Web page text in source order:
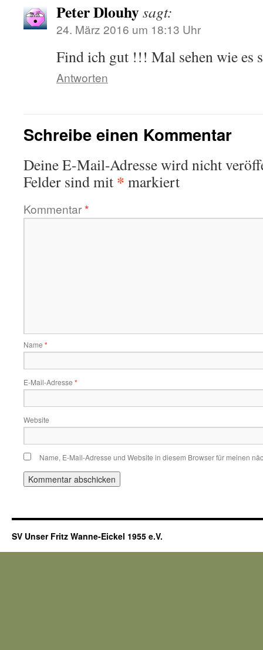
Peter Dlouhysagt:
24. März 2016 um 18:13 Uhr
Find ich gut !!! Mal sehen wie es
Antworten
Schreibe einen Kommentar
Deine E-Mail-Adresse wird nicht
Felder sind mit * markiert
Kommentar*
Name *
E-Mail-Adresse *
Website
Name, E-Mail-Adresse und Website in diesem Browser für meinen
SV Unser Fritz Wanne-Eickel 1955 e.V.